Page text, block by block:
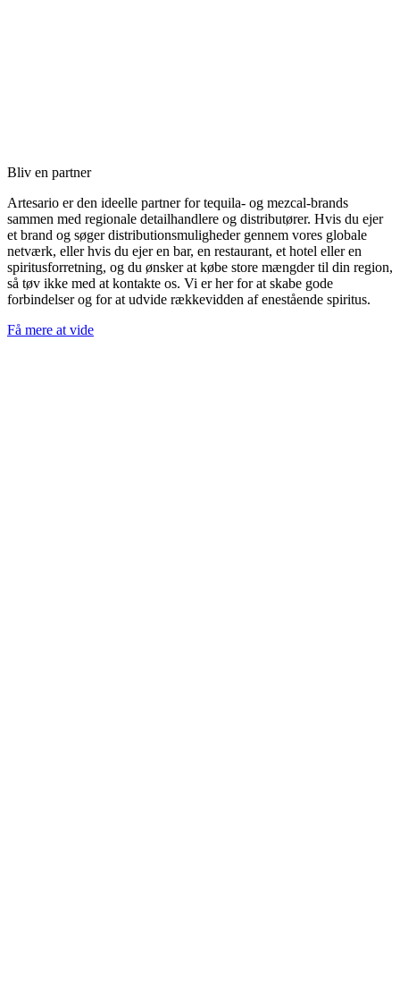
Bliv en partner
Artesario er den ideelle partner for tequila- og mezcal-brands
sammen med regionale detailhandlere og distributører. Hvis du ejer
et brand og søger distributionsmuligheder gennem vores globale
netværk, eller hvis du ejer en bar, en restaurant, et hotel eller en
spiritusforretning, og du ønsker at købe store mængder til din region,
så tøv ikke med at kontakte os. Vi er her for at skabe gode
forbindelser og for at udvide rækkevidden af enestående spiritus.
Få mere at vide